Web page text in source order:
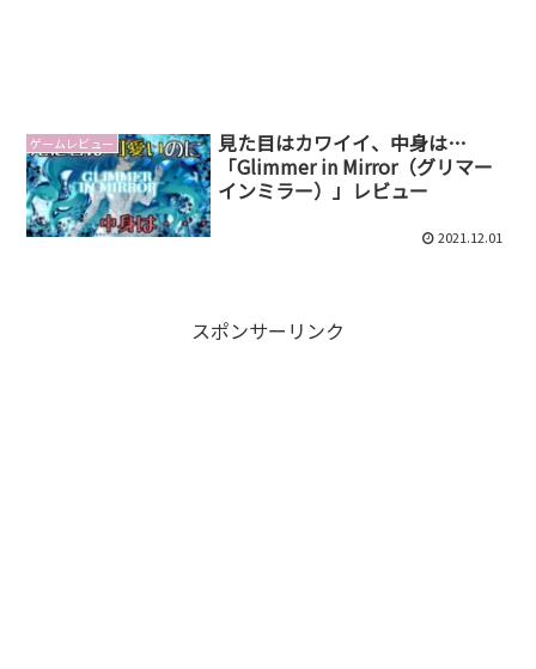
ゲームレビュー
見た目はカワイイ、中身は…
「Glimmer in Mirror（グリマー
インミラー）」レビュー
2021.12.01
スポンサーリンク